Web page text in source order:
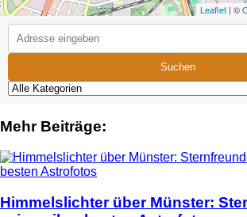
Leaflet | ©
Suchen
Mehr Beiträge:
Himmelslichter über Münster: